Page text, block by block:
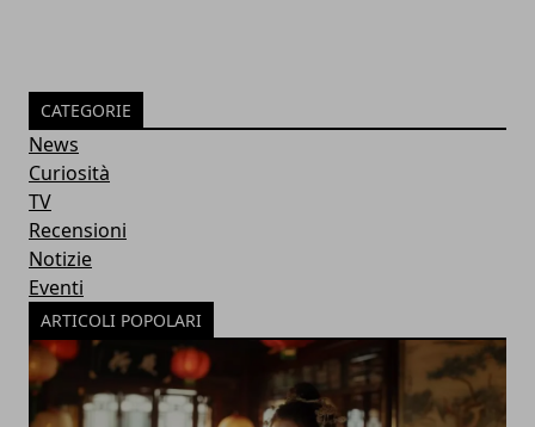
CATEGORIE
News
Curiosità
TV
Recensioni
Notizie
Eventi
ARTICOLI POPOLARI